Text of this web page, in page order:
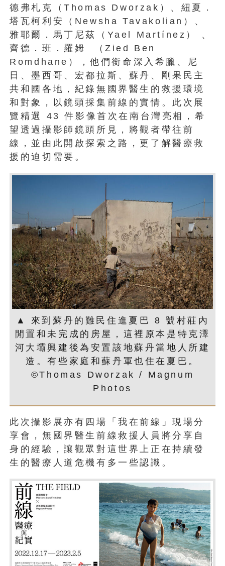
德弗札克（Thomas Dworzak）、紐夏．
塔瓦柯利安（Newsha Tavakolian）、
雅耶爾．馬丁尼茲（Yael Martínez） 、
齊德．班．羅姆 （Zied Ben
Romdhane），他們銜命深入希臘、尼
日、墨西哥、宏都拉斯、蘇丹、剛果民主
共和國各地，紀錄無國界醫生的救援環境
和對象，以鏡頭採集前線的實情。此次展
覽精選 43 件影像首次在南台灣亮相，希
望透過攝影師鏡頭所見，將觀者帶往前
線，並由此開啟探索之路，更了解醫療救
援的迫切需要。
▲ 來到蘇丹的難民住進夏巴 8 號村莊內
閒置和未完成的房屋，這裡原本是特克澤
河大壩興建後為安置該地蘇丹當地人所建
造。有些家庭和蘇丹軍也住在夏巴。
©Thomas Dworzak / Magnum
Photos
此次攝影展亦有四場「我在前線」現場分
享會，無國界醫生前線救援人員將分享自
身的經驗，讓觀眾對這世界上正在持續發
生的醫療人道危機有多一些認識。